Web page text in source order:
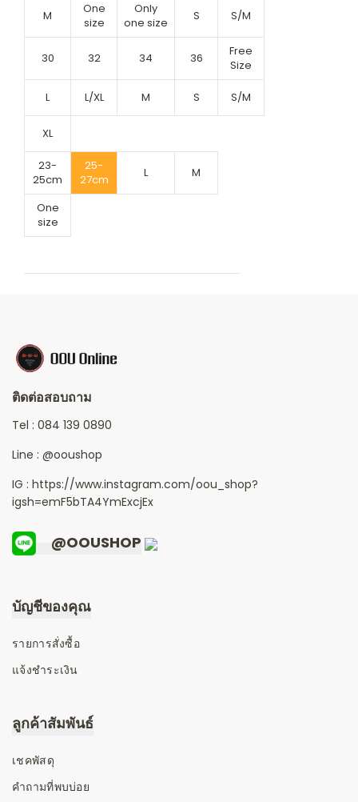
M
One
size
Only
one size
S S/M
30 32 34 36
Free
Size
L L/XL M S S/M
XL
23-
25cm
25-
27cm
L M
One
size
ติดต่อสอบถาม
Tel : 084 139 0890
Line : @ooushop
IG : https://www.instagram.com/oou_shop?
igsh=emF5bTA4YmExcjEx
@OOUSHOP
บัญชีของคุณ
รายการสั่งซื้อ
แจ้งชำระเงิน
ลูกค้าสัมพันธ์
เชคพัสดุ
คำถามที่พบบ่อย